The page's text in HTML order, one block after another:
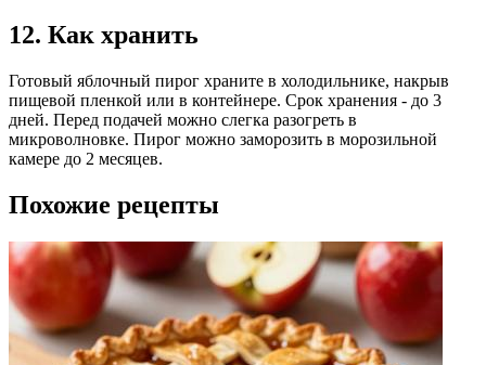
12. Как хранить
Готовый яблочный пирог храните в холодильнике, накрыв
пищевой пленкой или в контейнере. Срок хранения - до 3
дней. Перед подачей можно слегка разогреть в
микроволновке. Пирог можно заморозить в морозильной
камере до 2 месяцев.
Похожие рецепты